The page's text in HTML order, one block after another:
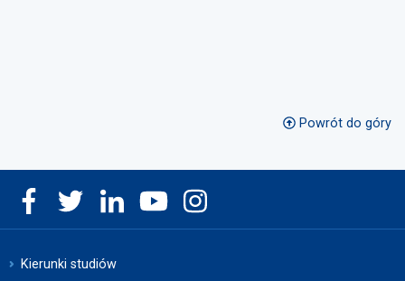
Powrót do góry
Kierunki studiów